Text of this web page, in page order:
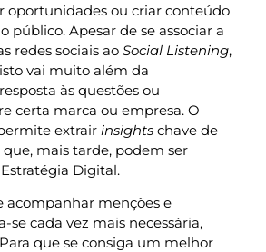
oportunidades ou criar conteúdo
público. Apesar de se associar a
redes sociais ao Social Listening,
vai muito além da
às questões ou
certa marca ou empresa. O
extrair insights chave de
que, mais tarde, podem ser
Digital.
acompanhar menções e
se cada vez mais necessária,
que se consiga um melhor